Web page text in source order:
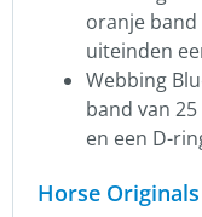
oranje band
uiteinden
Webbing
band van
en een D-
Horse Originals